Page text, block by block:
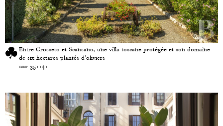
Entre Grosseto et Scansano, une villa toscane protégée et son domaine
de six hectares plantés d'oliviers
ref 351141